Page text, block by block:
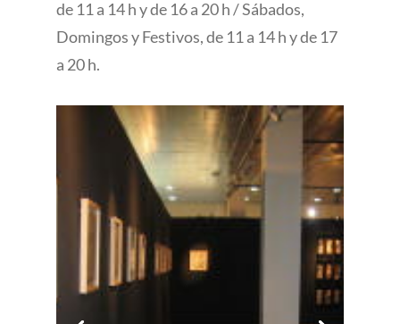
de 11 a 14 h y de 16 a 20 h / Sábados,
Domingos y Festivos, de 11 a 14 h y de 17
a 20 h.